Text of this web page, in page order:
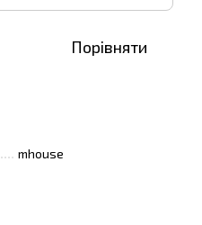
Порівняти
mhouse